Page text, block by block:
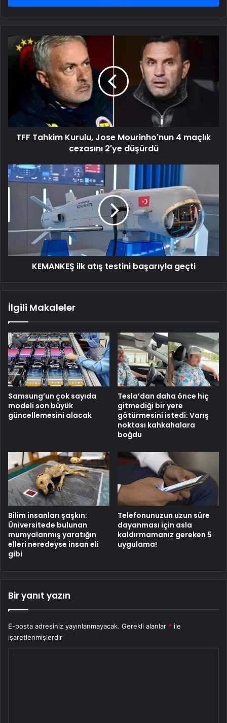
Tahkim
Kurulu,
Mourinho'nun
2'ye
düşürdü
TFF Tahkim Kurulu, Jose Mourinho'nun 4 maçlık
cezasını 2'ye düşürdü
KEMANKEŞ
ilk
atış
geçti
KEMANKEŞ ilk atış testini başarıyla geçti
İlgili Makaleler
Samsung’un çok sayıda
modeli son büyük
güncellemesini alacak
Tesla’dan daha önce hiç
gitmediği bir yere
götürmesini istedi: Varış
noktası kahkahalara
boğdu
Bilim insanları şaşkın:
Üniversitede bulunan
mumyalanmış yaratığın
elleri neredeyse insan eli
gibi
Telefonunuzun uzun süre
dayanması için asla
kaldırmamanız gereken 5
uygulama!
Bir yanıt yazın
E-posta adresiniz yayınlanmayacak. Gerekli alanlar * ile
işaretlenmişlerdir